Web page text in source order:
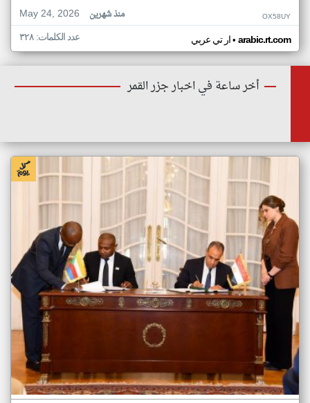
May 24, 2026
منذ شهرين OX58UY
ار تي عربي• arabic.rt.com عدد الكلمات: ٣٢٨
أخر ساعة في اخبار جزر القمر